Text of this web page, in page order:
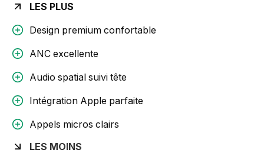
LES PLUS
Design premium confortable
ANC excellente
Audio spatial suivi tête
Intégration Apple parfaite
Appels micros clairs
LES MOINS